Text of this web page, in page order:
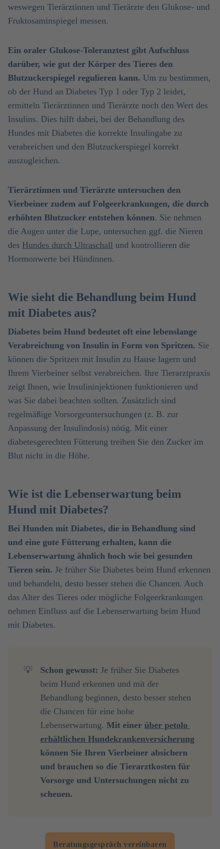
weswegen Tierärztinnen und Tierärzte den Glukose- und
Fruktosaminspiegel messen.
Ein oraler Glukose-Toleranztest gibt Aufschluss
darüber, wie gut der Körper des Tieres den
Blutzuckerspiegel regulieren kann. Um zu bestimmen,
ob der Hund an Diabetes Typ 1 oder Typ 2 leidet,
ermitteln Tierärztinnen und Tierärzte noch den Wert des
Insulins. Dies hilft dabei, bei der Behandlung des
Hundes mit Diabetes die korrekte Insulingabe zu
verabreichen und den Blutzuckerspiegel korrekt
auszugleichen.
Tierärztinnen und Tierärzte untersuchen den
Vierbeiner zudem auf Folgeerkrankungen, die durch
erhöhten Blutzucker entstehen können. Sie nehmen
die Augen unter die Lupe, untersuchen ggf. die Nieren
des Hundes durch Ultraschall und kontrollieren die
Hormonwerte bei Hündinnen.
Wie sieht die Behandlung beim Hund
mit Diabetes aus?
Diabetes beim Hund bedeutet oft eine lebenslange
Verabreichung von Insulin in Form von Spritzen. Sie
können die Spritzen mit Insulin zu Hause lagern und
Ihrem Vierbeiner selbst verabreichen. Ihre Tierarztpraxis
zeigt Ihnen, wie Insulininjektionen funktionieren und
was Sie dabei beachten sollten. Zusätzlich sind
regelmäßige Vorsorgeuntersuchungen (z. B. zur
Anpassung der Insulindosis) nötig. Mit einer
diabetesgerechten Fütterung treiben Sie den Zucker im
Blut nicht in die Höhe.
Wie ist die Lebenserwartung beim
Hund mit Diabetes?
Bei Hunden mit Diabetes, die in Behandlung sind
und eine gute Fütterung erhalten, kann die
Lebenserwartung ähnlich hoch wie bei gesunden
Tieren sein. Je früher Sie Diabetes beim Hund erkennen
und behandeln, desto besser stehen die Chancen. Auch
das Alter des Tieres oder mögliche Folgeerkrankungen
nehmen Einfluss auf die Lebenserwartung beim Hund
mit Diabetes.
💡 Schon gewusst: Je früher Sie Diabetes
beim Hund erkennen und mit der
Behandlung beginnen, desto besser stehen
die Chancen für eine hohe
Lebenserwartung. Mit einer über petolo
erhältlichen Hundekrankenversicherung
können Sie Ihren Vierbeiner absichern
und brauchen so die Tierarztkosten für
Vorsorge und Untersuchungen nicht zu
scheuen.
Beratungsgespräch vereinbaren